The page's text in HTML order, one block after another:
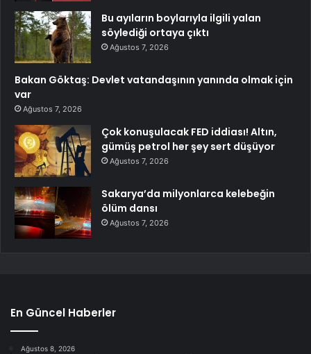
Bu ayıların boylarıyla ilgili yalan
söylediği ortaya çıktı
Ağustos 7, 2026
Bakan Göktaş: Devlet vatandaşının yanında olmak için
var
Ağustos 7, 2026
Çok konuşulacak FED iddiası! Altın,
gümüş petrol her şey sert düşüyor
Ağustos 7, 2026
Sakarya’da milyonlarca kelebeğin
ölüm dansı
Ağustos 7, 2026
En Güncel Haberler
Ağustos 8, 2026